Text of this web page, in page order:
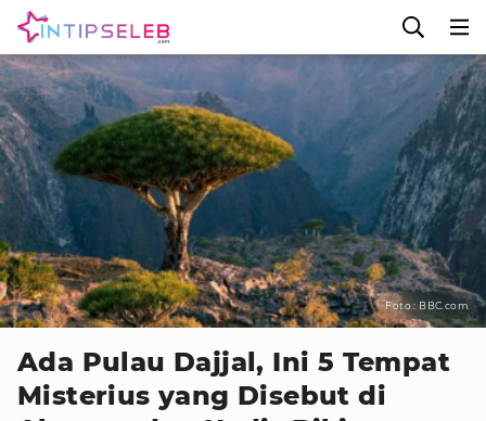
Foto : BBC.com
Ada Pulau Dajjal, Ini 5 Tempat
Misterius yang Disebut di